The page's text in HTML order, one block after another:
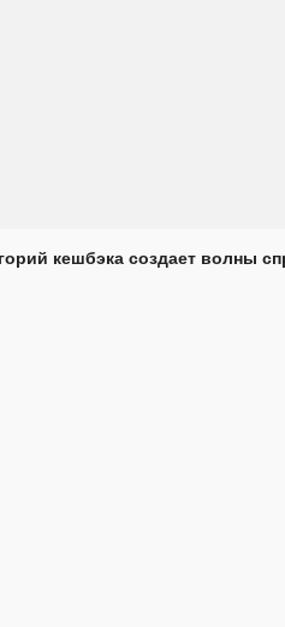
кешбэка создает волны